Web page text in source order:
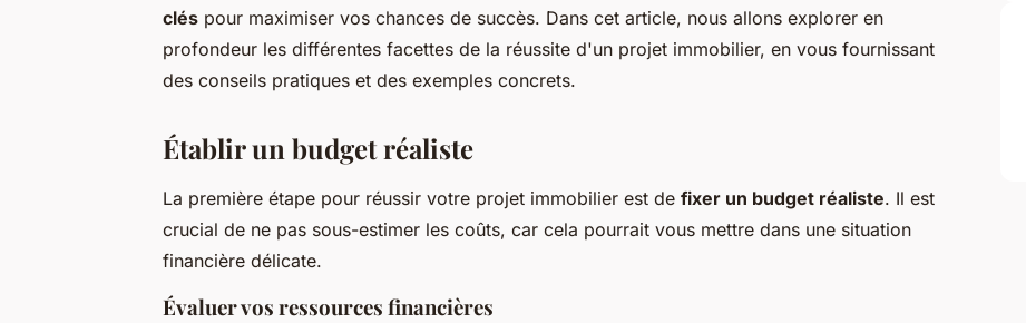
clés pour maximiser vos chances de succès. Dans cet article, nous allons explorer en
profondeur les différentes facettes de la réussite d'un projet immobilier, en vous fournissant
des conseils pratiques et des exemples concrets.
Établir un budget réaliste
La première étape pour réussir votre projet immobilier est de fixer un budget réaliste. Il est
crucial de ne pas sous-estimer les coûts, car cela pourrait vous mettre dans une situation
financière délicate.
Évaluer vos ressources financières